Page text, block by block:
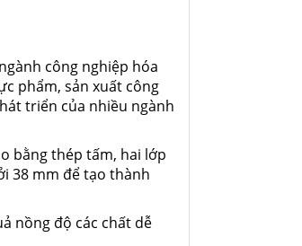
công nghiệp hóa
phẩm, sản xuất công
triển của nhiều ngành
bằng thép tấm, hai lớp
38 mm để tạo thành
nồng độ các chất dễ